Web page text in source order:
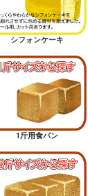
シフォンケーキ
1斤用食パン